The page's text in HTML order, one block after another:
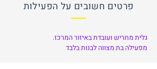
פרטים חשובים על הפעילות
גלית מחריש ועובדת באיזור המרכז.
מפעילה בת מצווה לבנות בלבד